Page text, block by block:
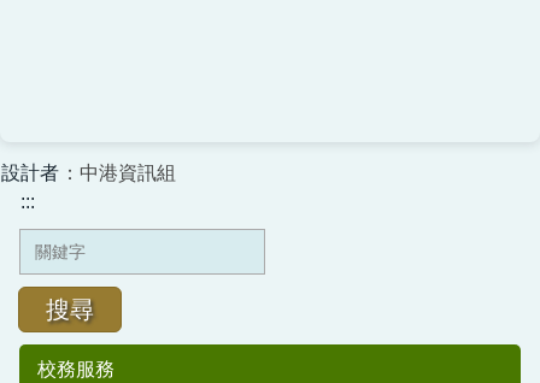
設計者 ：中港資訊組
:::
搜尋
校務服務